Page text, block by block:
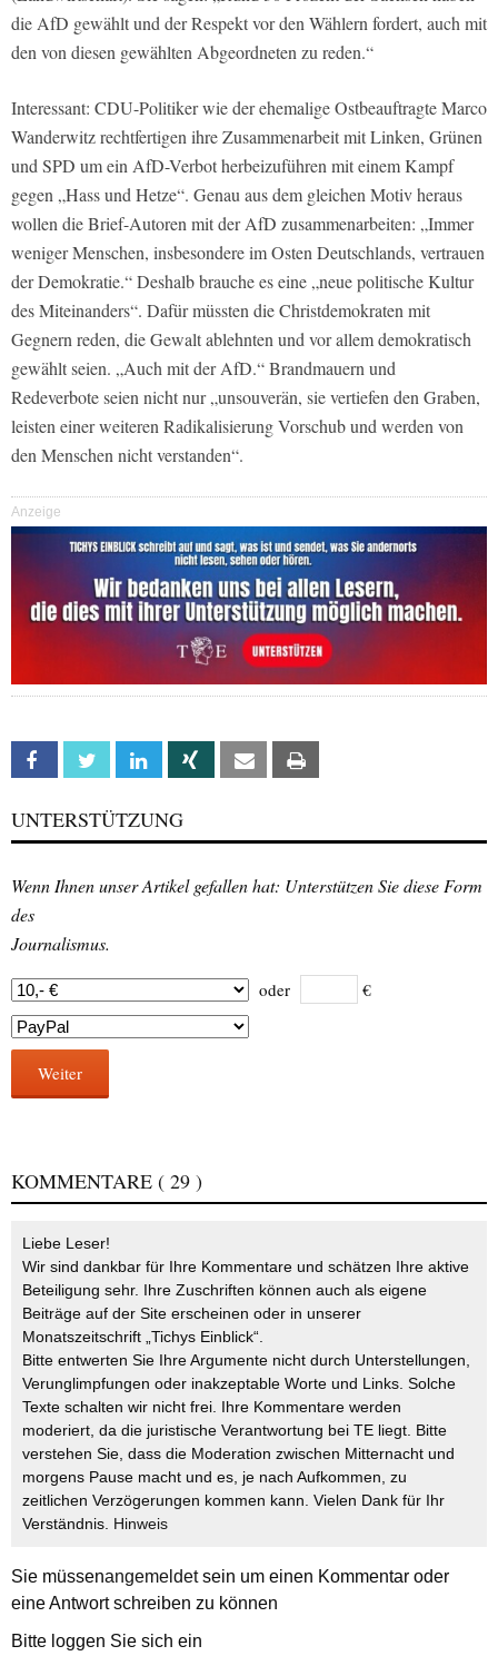
die AfD gewählt und der Respekt vor den Wählern fordert, auch mit
den von diesen gewählten Abgeordneten zu reden.“
Interessant: CDU-Politiker wie der ehemalige Ostbeauftragte Marco
Wanderwitz rechtfertigen ihre Zusammenarbeit mit Linken, Grünen
und SPD um ein AfD-Verbot herbeizuführen mit einem Kampf
gegen „Hass und Hetze“. Genau aus dem gleichen Motiv heraus
wollen die Brief-Autoren mit der AfD zusammenarbeiten: „Immer
weniger Menschen, insbesondere im Osten Deutschlands, vertrauen
der Demokratie.“ Deshalb brauche es eine „neue politische Kultur
des Miteinanders“. Dafür müssten die Christdemokraten mit
Gegnern reden, die Gewalt ablehnten und vor allem demokratisch
gewählt seien. „Auch mit der AfD.“ Brandmauern und
Redeverbote seien nicht nur „unsouverän, sie vertiefen den Graben,
leisten einer weiteren Radikalisierung Vorschub und werden von
den Menschen nicht verstanden“.
Anzeige
Facebook Twitter Linkedin Xing Email
UNTERSTÜTZUNG
Wenn Ihnen unser Artikel gefallen hat: Unterstützen Sie diese Form
des
Journalismus.
oder €
Weiter
KOMMENTARE ( 29 )
Liebe Leser!
Wir sind dankbar für Ihre Kommentare und schätzen Ihre aktive
Beteiligung sehr. Ihre Zuschriften können auch als eigene
Beiträge auf der Site erscheinen oder in unserer
Monatszeitschrift „Tichys Einblick“.
Bitte entwerten Sie Ihre Argumente nicht durch Unterstellungen,
Verunglimpfungen oder inakzeptable Worte und Links. Solche
Texte schalten wir nicht frei. Ihre Kommentare werden
moderiert, da die juristische Verantwortung bei TE liegt. Bitte
verstehen Sie, dass die Moderation zwischen Mitternacht und
morgens Pause macht und es, je nach Aufkommen, zu
zeitlichen Verzögerungen kommen kann. Vielen Dank für Ihr
Verständnis. Hinweis
Sie müssenangemeldetsein um einen Kommentar oder
eine Antwort schreiben zu können
Bitte loggen Sie sich ein